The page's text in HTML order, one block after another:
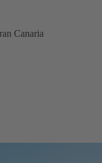
Canaria